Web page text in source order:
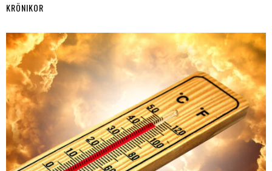
KRÖNIKOR